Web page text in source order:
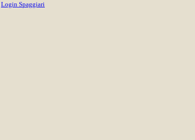
Login Spaggiari